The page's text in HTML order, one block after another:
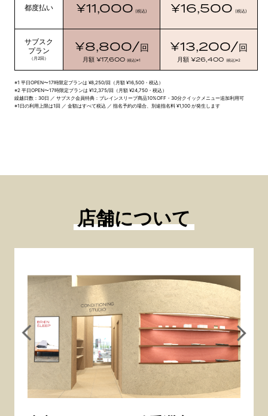
都度払い ¥11,000 (税込) ¥16,500 (税込)
サブスク
プラン
（月2回）
¥8,800/回
月額 ¥17,600 (税込)※1
¥13,200/回
月額¥26,400 (税込)※2
※1 平日OPEN〜17時限定プランは ¥8,250/回（月額 ¥16,500・税込）
※2 平日OPEN〜17時限定プランは ¥12,375/回（月額 ¥24,750・税込）
繰越日数：30日 ／ サブスク会員特典：ブレインスリープ商品10%OFF・30分クイックメニュー追加利用可
※1日の利用上限は1回 ／ 金額はすべて税込 ／ 指名予約の場合、別途指名料 ¥1,100 が発生します
店舗について